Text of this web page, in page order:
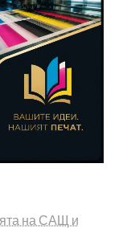
на САЩ и